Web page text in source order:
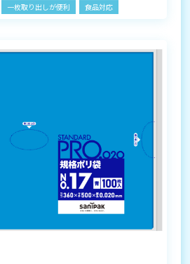
一枚取り出しが便利 食品対応